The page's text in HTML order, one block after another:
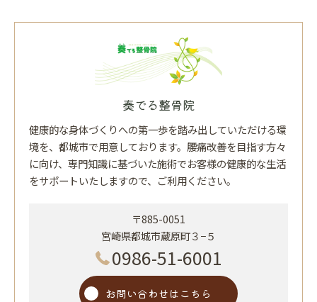
奏でる整骨院
健康的な身体づくりへの第一歩を踏み出していただける環
境を、都城市で用意しております。腰痛改善を目指す方々
に向け、専門知識に基づいた施術でお客様の健康的な生活
をサポートいたしますので、ご利用ください。
〒885-0051
宮崎県都城市蔵原町３−５
0986-51-6001
お問い合わせはこちら